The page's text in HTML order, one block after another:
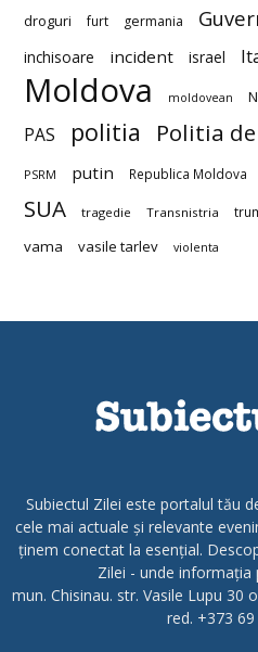
droguri furt germania
inchisoare incident israel
Moldova moldovean
PAS politia Politia
PSRM putin Republica Moldova
SUA tragedie Transnistria
vama vasile tarlev violenta
Subiectul Zilei este portalul tău
cele mai actuale și relevante
ținem conectat la esențial.
Zilei - unde
mun. Chisinau. str. Vasile Lupu 30
red. +373